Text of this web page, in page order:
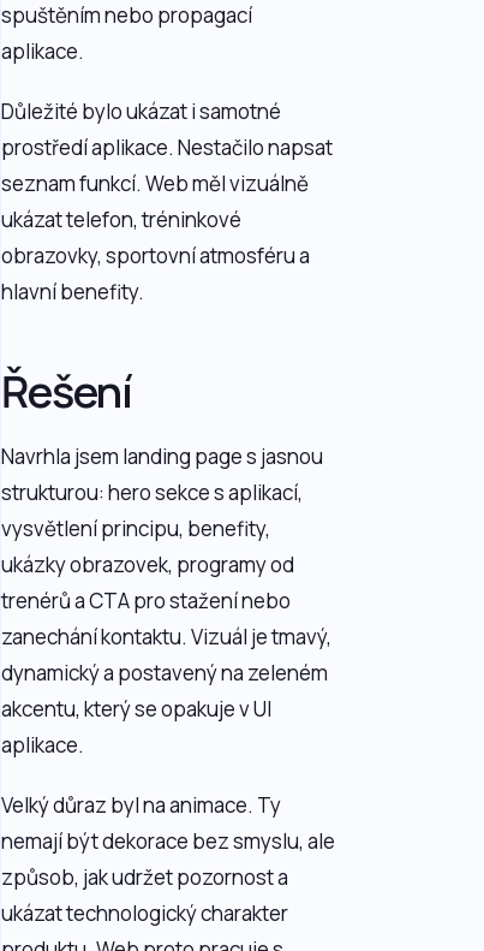
spuštěním nebo propagací
aplikace.
Důležité bylo ukázat i samotné
prostředí aplikace. Nestačilo napsat
seznam funkcí. Web měl vizuálně
ukázat telefon, tréninkové
obrazovky, sportovní atmosféru a
hlavní benefity.
Řešení
Navrhla jsem landing page s jasnou
strukturou: hero sekce s aplikací,
vysvětlení principu, benefity,
ukázky obrazovek, programy od
trenérů a CTA pro stažení nebo
zanechání kontaktu. Vizuál je tmavý,
dynamický a postavený na zeleném
akcentu, který se opakuje v UI
aplikace.
Velký důraz byl na animace. Ty
nemají být dekorace bez smyslu, ale
způsob, jak udržet pozornost a
ukázat technologický charakter